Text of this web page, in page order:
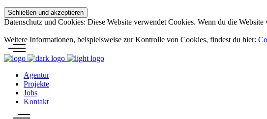
Datenschutz und Cookies: Diese Website verwendet Cookies. Wenn du die
Weitere Informationen, beispielsweise zur Kontrolle von Cookies, findest du hier:
Agentur
Projekte
Jobs
Kontakt